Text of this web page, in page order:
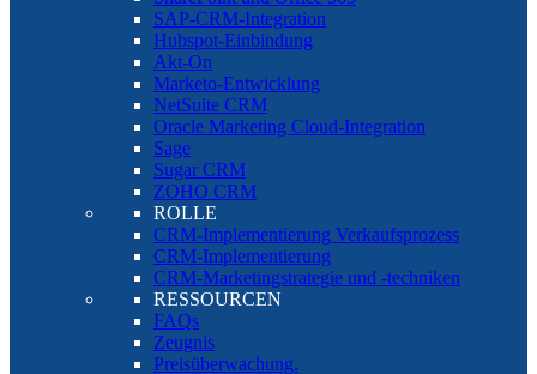
SAP-CRM-Integration
Hubspot-Einbindung
Akt-On
Marketo-Entwicklung
NetSuite CRM
Oracle Marketing Cloud-Integration
Sage
Sugar CRM
ZOHO CRM
ROLLE
CRM-Implementierung Verkaufsprozess
CRM-Implementierung
CRM-Marketingstrategie und -techniken
RESSOURCEN
FAQs
Zeugnis
Preisüberwachung.